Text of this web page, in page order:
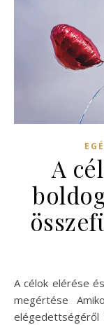
A
A célok elérése és a boldogság közötti mély összefüggés
megértése
elégedettségéről